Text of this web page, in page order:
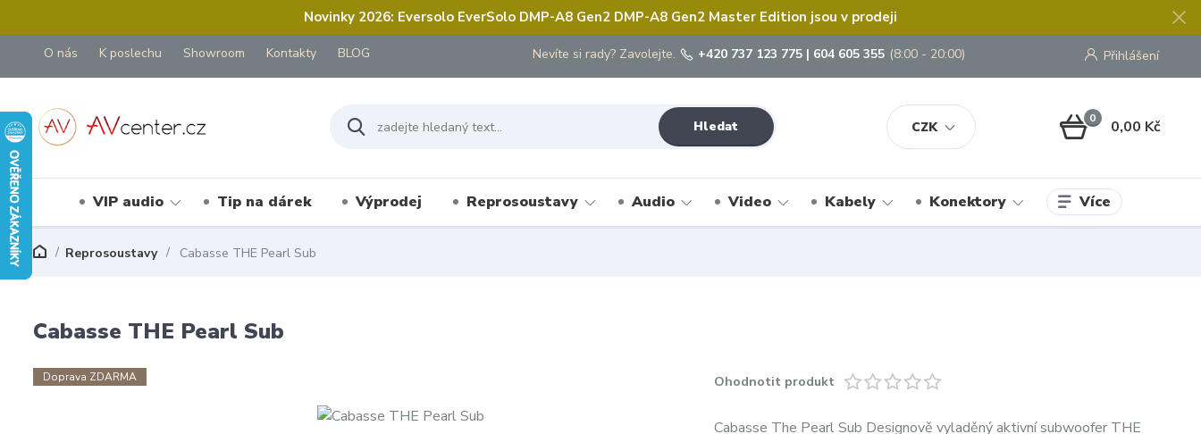
Novinky 2026: Eversolo EverSolo DMP-A8 Gen2 DMP-A8 Gen2 Master Edition jsou v prodeji
O nás K poslechu Showroom Kontakty BLOG
CZK
Přihlášení
Hledat
Nevíte si rady? Zavolejte. +420 737 123 775 | 604 605 355 (8:00 - 20:00)
0 0,00 Kč
VIP audio Tip na dárek Výprodej Reprosoustavy Audio Video Kabely Konektory Více
Reprosoustavy Cabasse THE Pearl Sub
Cabasse THE Pearl Sub
Doprava ZDARMA Ohodnotit produkt
Cabasse The Pearl Sub Designově vyladěný aktivní subwoofer THE